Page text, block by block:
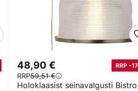
Holoklaasist seinavalgusti
48,90 € RRP -
RRP59,51 €